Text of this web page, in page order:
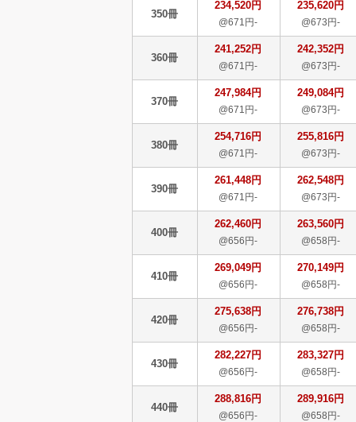
350冊
234,520円
@671円-
235,620円
@673円-
360冊
241,252円
@671円-
242,352円
@673円-
370冊
247,984円
@671円-
249,084円
@673円-
380冊
254,716円
@671円-
255,816円
@673円-
390冊
261,448円
@671円-
262,548円
@673円-
400冊
262,460円
@656円-
263,560円
@658円-
410冊
269,049円
@656円-
270,149円
@658円-
420冊
275,638円
@656円-
276,738円
@658円-
430冊
282,227円
@656円-
283,327円
@658円-
440冊
288,816円
@656円-
289,916円
@658円-